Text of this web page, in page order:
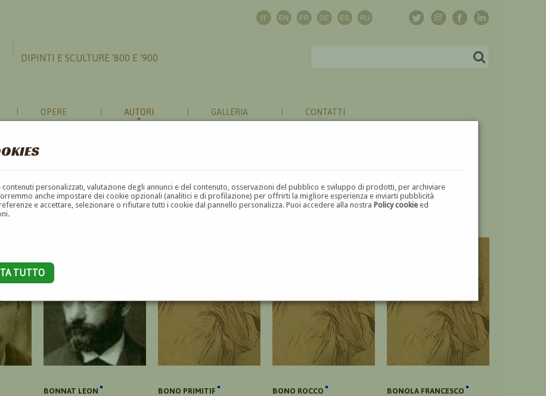
personalizzati, valutazione degli annunci e del contenuto, osservazioni del pubblico e sviluppo di prodotti, per archiviare
anche impostare dei cookie opzionali (analitici e di profilazione) per offrirti la migliore esperienza e inviarti pubblicità
e accettare, selezionare o rifiutare tutti i cookie dal pannello personalizza. Puoi accedere alla nostraPolicy cookie ed
TUTTO
DIPINTI E SCULTURE '800 E '900
OPERE AUTORI GALLERIA CONTATTI
F G H I J K L M N O P Q R S T U V W X Y Z ⬅
BONNAT LEON
BONO PRIMITIF
BONO ROCCO
BONOLA FRANCESCO